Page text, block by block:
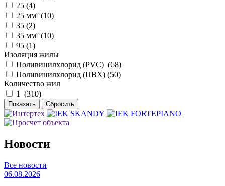
25 (4)
25 мм² (10)
35 (2)
35 мм² (10)
95 (1)
Изоляция жилы
Поливинилхлорид (PVC) (68)
Поливинилхлорид (ПВХ) (50)
Количество жил
1 (310)
Новости
Все новости
06.08.2026